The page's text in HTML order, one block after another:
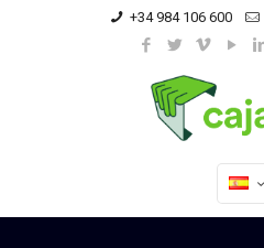
+34 984 106 600